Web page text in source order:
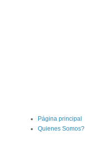
Página principal
Quienes Somos?